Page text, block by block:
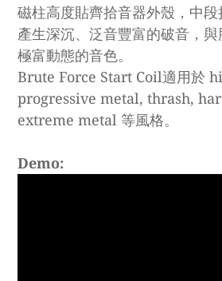
磁柱高度貼齊拾音器外殼，中段
產生深沉、泛音豐富的破音，與
極富動態的音色。
Brute Force Start Coil適用於
progressive metal, thrash,
extreme metal 等風格。
Demo: